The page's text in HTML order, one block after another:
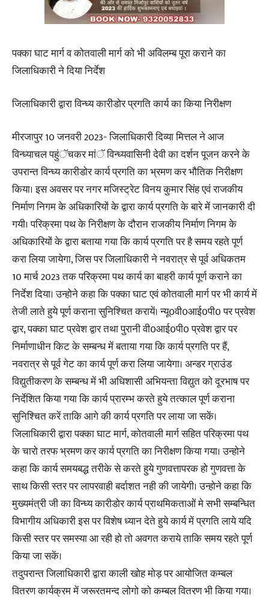
पक्का घाट मार्ग व कोतवाली मार्ग को भी अविलम्ब पूरा कराने का
जिलाधिकारी ने दिया निर्देश
जिलाधिकारी द्वारा विन्ध्य कारीडोर प्रगति कार्य का किया निरीक्षण
मीरजापुर 10 जनवरी 2023- जिलाधिकारी दिव्या मित्तल ने आज
विन्ध्याचल पहुंॅचकर मांॅ विन्ध्यवासिनी देवी का दर्शन पूजन करने के
उपरान्त विन्ध्य कारीडोर कार्य प्रगति का भ्रमण कर भौतिक निरीक्षण
किया। इस अवसर पर नगर मजिस्ट्रेट विनय कुमार सिंह एवं राजकीय
निर्माण निगम के अधिकारियों के द्वारा कार्य प्रगति के बारे में जानकारी दी
गयी। परिक्रमा पथ के निरीक्षण के दौरान राजकीय निर्माण निगम के
अधिकारियों के द्वारा बताया गया कि कार्य प्रगति पर है समय रहते पूर्ण
करा लिया जायेगा, जिस पर जिलाधिकारी ने नवरात्र से पूर्व अधिकतम
10 मार्च 2023 तक परिक्रमा पथ कार्य का बाहरी कार्य पूर्ण कराने का
निर्देश दिया। उन्होने कहा कि पक्का घाट एवं कोतवाली मार्ग पर भी कार्य में
तेजी लाते हुये पूर्ण कराना सुनिश्चित करायें। न्यू0वी0आई0पी0 पर प्रवेश
द्वार, पक्का घाट प्रवेश द्वार तथा पुरानी वी0आई0पी0 प्रवेश द्वार पर
निर्माणाधीन किट के सम्बन्ध में बताया गया कि कार्य प्रगति पर हैं,
नवरात्र से पूर्व गेट का कार्य पूर्ण करा लिया जायेगा। अन्डर ग्राउंड
विद्युतीकरण के सम्बन्ध में भी अधिशासी अभियन्ता विद्युत को दूरभाष पर
निर्देशित किया गया कि कार्य प्रारम्भ करते हुये तत्काल पूर्ण कराना
सुनिश्चित करें ताकि आगे की कार्य प्रगति पर लाया जा सकें।
जिलाधिकारी द्वारा पक्का घाट मार्ग, कोतवाली मार्ग सहित परिक्रमा पथ
के चारो तरफ भ्रमण कर कार्य प्रगति का निरीक्षण किया गया। उन्होने
कहा कि कार्य समयबद्ध तरीके से करते हुये गुणवत्तापरक हो गुणवत्ता के
साथ किसी स्तर पर लापरवाही बर्दाशत नही की जायेगी। उन्होने कहा कि
मुख्यमंत्री जी का विन्ध्य कारीडोर कार्य प्राथमिकताओं मे सभी सम्बन्धित
विभागीय अधिकारी इस पर विशेष ध्यान देते हुये कार्य में प्रगति लाये यदि
किसी स्तर पर समस्या आ रही हो तो अवगत कराये ताकि समय रहते पूर्ण
किया जा सकें।
तदुपरान्त जिलाधिकारी द्वारा काली खोह मोड़ पर आयोजित कम्बल
वितरण कार्यक्रम में जरूरतमन्द लोगो को कम्बल वितरण भी किया गया।